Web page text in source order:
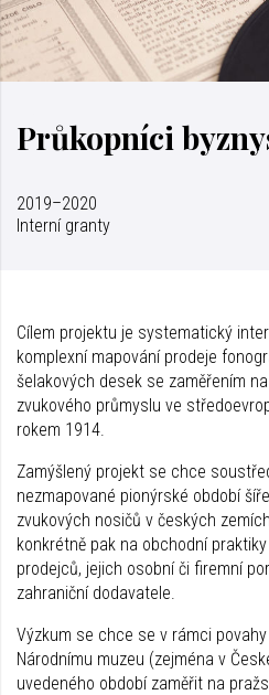
Průkopníci
2019–2020
Interní granty
Cílem projektu je systematický
komplexní mapování prodeje
šelakových desek se zaměřením
zvukového průmyslu ve
rokem 1914.
Zamýšlený projekt se chce
nezmapované pionýrské období
zvukových nosičů v českých
konkrétně pak na obchodní
prodejců, jejich osobní či firemní
zahraniční dodavatele.
Výzkum se chce se v rámci
Národnímu muzeu (zejména v
uvedeného období zaměřit na